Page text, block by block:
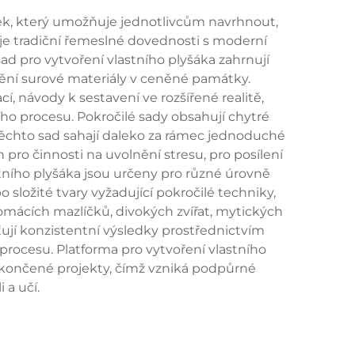
který umožňuje jednotlivcům navrhnout,
tradiční řemeslné dovednosti s moderní
pro vytvoření vlastního plyšáka zahrnují
surové materiály v ceněné památky.
návody k sestavení ve rozšířené realitě,
procesu. Pokročilé sady obsahují chytré
sad sahají daleko za rámec jednoduché
činnosti na uvolnění stresu, pro posílení
plyšáka jsou určeny pro různé úrovně
složité tvary vyžadující pokročilé techniky,
mazlíčků, divokých zvířat, mytických
konzistentní výsledky prostřednictvím
Platforma pro vytvoření vlastního
projekty, čímž vzniká podpůrné
a učí.